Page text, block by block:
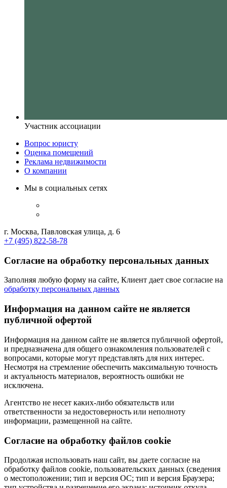
Участник ассоциации
Вопрос юристу
Оценка помещений
Реклама недвижимости
О компании
Мы в социальных сетях
г. Москва, Павловская улица, д. 6
+7 (495) 822-58-78
Согласие на обработку персональных данных
Заполняя любую форму на сайте, Клиент дает свое согласие на
обработку персональных данных
Информация на данном сайте не является
публичной офертой
Информация на данном сайте не является публичной офертой,
и предназначена для общего ознакомления пользователей с
вопросами, которые могут представлять для них интерес.
Несмотря на стремление обеспечить максимальную точность
и актуальность материалов, вероятность ошибки не
исключена.
Агентство не несет каких-либо обязательств или
ответственности за недостоверность или неполноту
информации, размещенной на сайте.
Cогласие на обработку файлов cookie
Продолжая использовать наш сайт, вы даете согласие на
обработку файлов cookie, пользовательских данных (сведения
о местоположении; тип и версия ОС; тип и версия Браузера;